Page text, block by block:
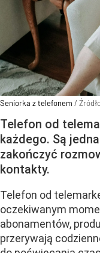
Seniorka z telefonem /
Telefon od
każdego. Są
zakończyć
kontakty.
Telefon od
oczekiwanym
abonamentów,
przerywają